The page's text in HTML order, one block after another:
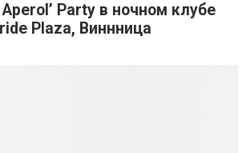
Party в ночном клубе
Plaza, Виннница